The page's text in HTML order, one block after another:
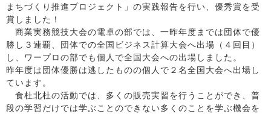
まちづくり推進プロジェクト」の実践報告を行い、優秀賞を受
賞しました！
商業実務競技大会の電卓の部では、一昨年度までは団体で優
勝し３連覇、団体での全国ビジネス計算大会へ出場（４回目）
し、ワープロの部でも個人で全国大会への出場しました。
昨年度は団体優勝は逃したものの個人で２名全国大会へ出場し
ています。
食杜北杜の活動では、多くの販売実習を行うことができ、普
段の学習だけでは学ぶことのできない多くのことを学ぶ機会を